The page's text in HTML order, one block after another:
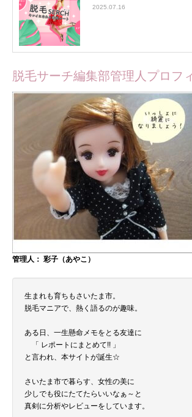
2025.07.16
脱毛サーチ編集部管理人プロフ
管理人： 彩子（あやこ）
生まれも育ちもさいたま市。
脱毛マニアで、熱く語るのが趣味。
ある日、一生懸命メモをとる友達に
「 レポートにまとめて!! 」
と言われ、本サイトが誕生☆
さいたま市で暮らす、女性の美に
少しでも役にたてたらいいなぁ～と
真剣に分析やレビューをしています。